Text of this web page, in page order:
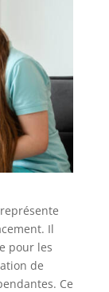
Il
pour les
de
Ce